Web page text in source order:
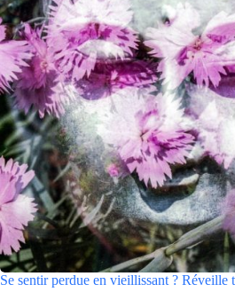
Se sentir perdue en vieillissant ? Réveille